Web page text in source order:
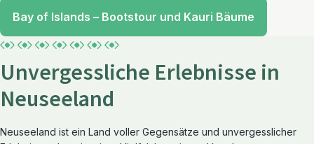
Bay of Islands – Bootstour und Kauri Bäume
Unvergessliche Erlebnisse in
Neuseeland
Neuseeland ist ein Land voller Gegensätze und unvergesslicher